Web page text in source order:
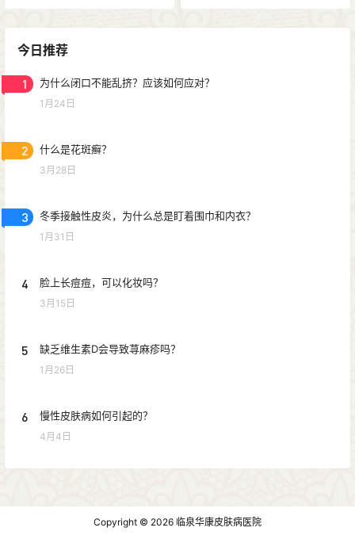
今日推荐
1 为什么闭口不能乱挤？应该如何应对？
1月24日
2 什么是花斑癣？
3月28日
3 冬季接触性皮炎，为什么总是盯着围巾和内衣？
1月31日
4 脸上长痘痘，可以化妆吗？
3月15日
5 缺乏维生素D会导致荨麻疹吗？
1月26日
6 慢性皮肤病如何引起的？
4月4日
Copyright © 2026 临泉华康皮肤病医院